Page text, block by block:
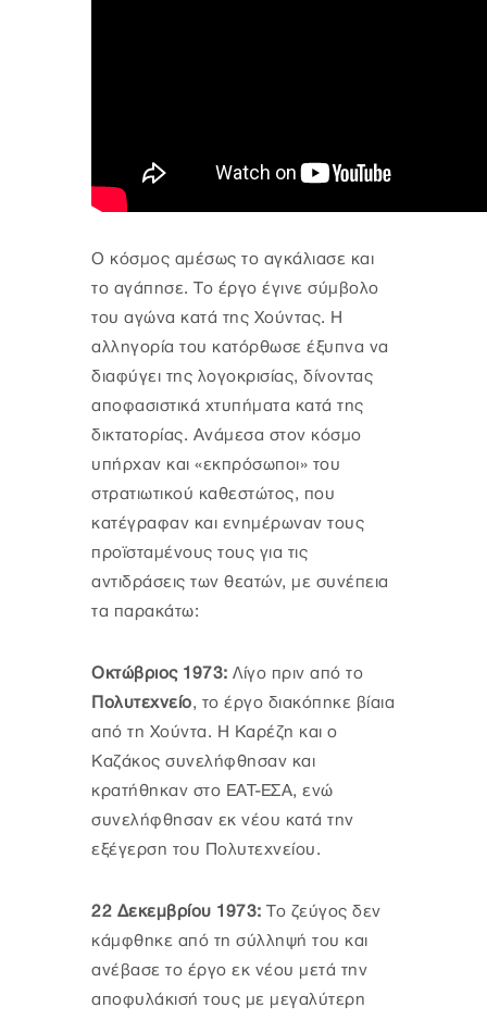
Ο κόσμος αμέσως το αγκάλιασε και
το αγάπησε. Το έργο έγινε σύμβολο
του αγώνα κατά της Χούντας. Η
αλληγορία του κατόρθωσε έξυπνα να
διαφύγει της λογοκρισίας, δίνοντας
αποφασιστικά χτυπήματα κατά της
δικτατορίας. Ανάμεσα στον κόσμο
υπήρχαν και «εκπρόσωποι» του
στρατιωτικού καθεστώτος, που
κατέγραφαν και ενημέρωναν τους
προϊσταμένους τους για τις
αντιδράσεις των θεατών, με συνέπεια
τα παρακάτω:
Οκτώβριος 1973: Λίγο πριν από το
Πολυτεχνείο, το έργο διακόπηκε βίαια
από τη Χούντα. Η Καρέζη και ο
Καζάκος συνελήφθησαν και
κρατήθηκαν στο ΕΑΤ-ΕΣΑ, ενώ
συνελήφθησαν εκ νέου κατά την
εξέγερση του Πολυτεχνείου.
22 Δεκεμβρίου 1973: Το ζεύγος δεν
κάμφθηκε από τη σύλληψή του και
ανέβασε το έργο εκ νέου μετά την
αποφυλάκισή τους με μεγαλύτερη